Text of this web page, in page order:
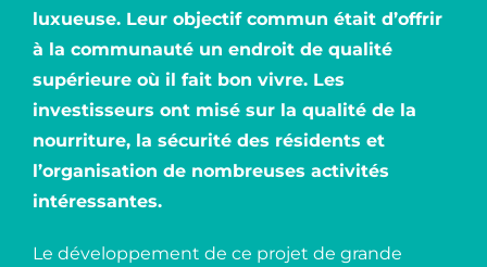
luxueuse. Leur objectif commun était d’offrir
à la communauté un endroit de qualité
supérieure où il fait bon vivre. Les
investisseurs ont misé sur la qualité de la
nourriture, la sécurité des résidents et
l’organisation de nombreuses activités
intéressantes.
Le développement de ce projet de grande